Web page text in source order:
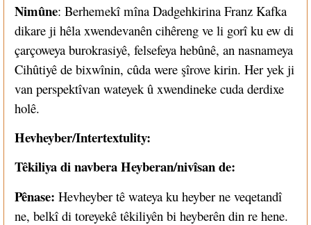
Nimûne: Berhemekî mîna Dadgehkirina Franz Kafka
dikare ji hêla xwendevanên cihêreng ve li gorî ku ew di
çarçoweya burokrasiyê, felsefeya hebûnê, an nasnameya
Cihûtiyê de bixwînin, cûda were şîrove kirin. Her yek ji
van perspektîvan wateyek û xwendineke cuda derdixe
holê.
Hevheyber/Intertextulity:
Têkiliya di navbera Heyberan/nivîsan de:
Pênase: Hevheyber tê wateya ku heyber ne veqetandî
ne, belkî di toreyekê têkiliyên bi heyberên din re hene.